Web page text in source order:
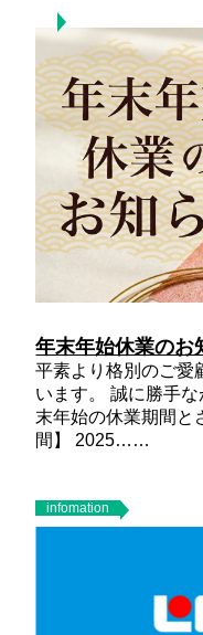
年末年始休業のお
平素より格別のご愛
います。 誠に勝手
末年始の休業期間と
間】
2025……
infomation